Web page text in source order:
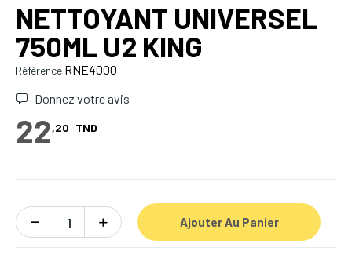
NETTOYANT UNIVERSEL
750ML U2 KING
Référence RNE4000
Donnez votre avis
22,20 TND
Ajouter Au Panier